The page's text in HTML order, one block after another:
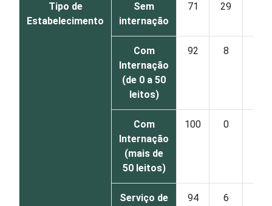
Tipo de
Estabelecimento
Sem
internação
71 29
Com
Internação
(de 0 a 50
leitos)
92 8
Com
Internação
(mais de
50 leitos)
100 0
Serviço de
94 6